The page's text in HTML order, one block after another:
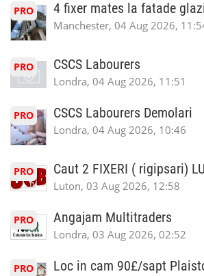
PRO 4 fixer mates la fatade
Manchester, 04 Aug 2026,
PRO CSCS Labourers
Londra, 04 Aug 2026, 11:51
PRO CSCS Labourers Demolari
Londra, 04 Aug 2026, 10:46
PRO Caut 2 FIXERI ( rigipsari)
Luton, 03 Aug 2026, 12:58
PRO Angajam Multitraders
Londra, 03 Aug 2026, 02:52
PRO Loc in cam 90£/sapt